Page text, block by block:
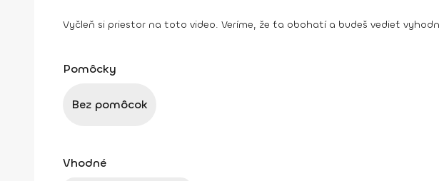
Vyčleň si priestor na toto video. Veríme, že ťa obohatí a budeš vedieť
Pomôcky
Bez pomôcok
Vhodné